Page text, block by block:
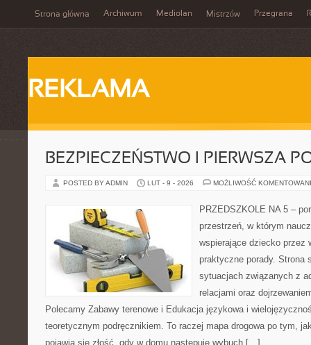
Strona główna Archiwum Mediolan Mistrzów Przegrana
REKLAMA
BEZPIECZEŃSTWO I PIERWSZA
POSTED BY ADMIN LUT - 9 - 2026 MOŻLIWOŚĆ
PRZEDSZKOLE NA 5 –
przestrzeń, w którym
wspierające dziecko przez
praktyczne porady. Strona
sytuacjach związanych z
relacjami oraz
Polecamy Zabawy terenowe i Edukacja językowa i
teoretycznym podręcznikiem. To raczej mapa drogowa po tym,
pojawia się złość, gdy w domu następuje wybuch […]